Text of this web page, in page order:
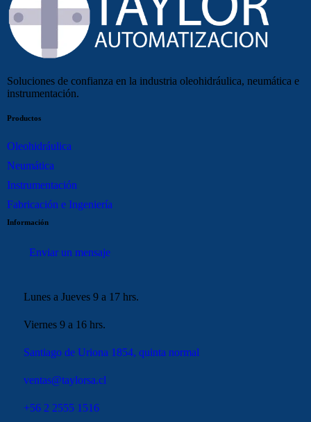
Soluciones de confianza en la industria oleohidráulica, neumática e
instrumentación.
Productos
Oleohidráulica
Neumática
Instrumentación
Fabricación e Ingeniería
Información
Enviar un mensaje
Lunes a Jueves 9 a 17 hrs.
Viernes 9 a 16 hrs.
Santiago de Uriona 1854, quinta normal
ventas@taylorsa.cl
+56 2 2555 1516